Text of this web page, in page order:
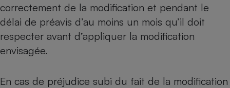
correctement de la modification et pendant le
délai de préavis d’au moins un mois qu’il doit
respecter avant d’appliquer la modification
envisagée.
En cas de préjudice subi du fait de la modification